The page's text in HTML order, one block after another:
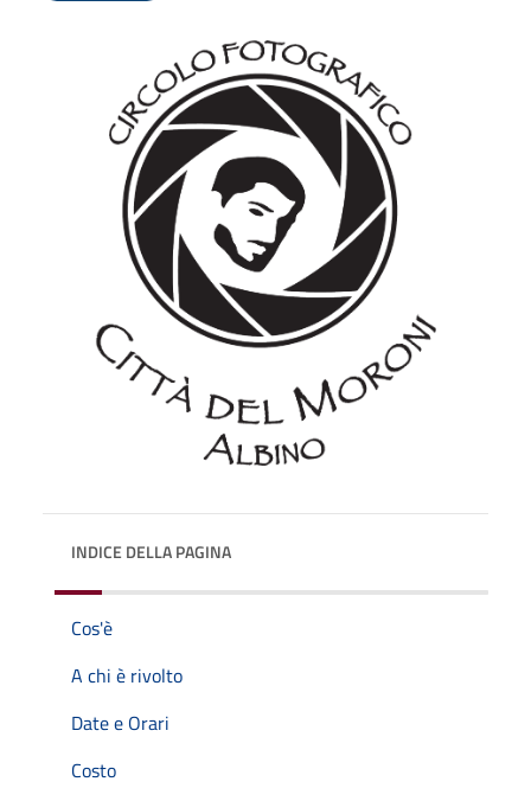
INDICE DELLA PAGINA
Cos'è
A chi è rivolto
Date e Orari
Costo